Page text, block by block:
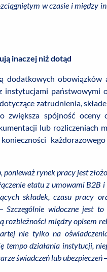
w czasie i między
inaczej niż dotąd
dodatkowych
instytucjami państwowymi
zatrudnienia,
zwiększa spójność oceny
lub rozliczeniach
ponieważ rynek pracy jest
etatu z umowami B2B
składek, czasu pracy
Szczególnie widoczne jest
rozbieżności między opisem
nie tylko na
tempo działania instytucji,
świadczeń lub ubezpieczeń